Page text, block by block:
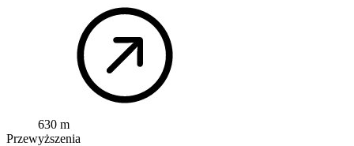
630 m
Przewyższenia